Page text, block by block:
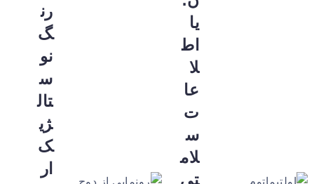
یا
اط
لا
عا
ت
س
لام
تی
رن
گ
نو
س
تال
ژی
ک
ار